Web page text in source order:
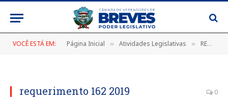
VOCÊ ESTÁ EM: Página Inicial » Atividades Legislativas » REQUERIMENTO Nº 162/2019, DE 23 DE MAIO DE 2019
requerimento 162 2019 0